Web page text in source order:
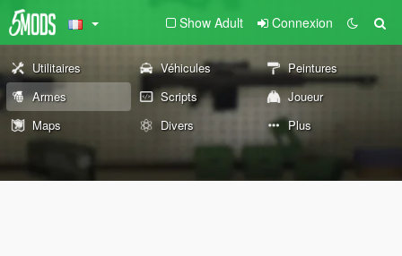
Show Adult Connexion
Utilitaires Véhicules
Peintures
Armes
Scripts
Joueur
Maps
Divers Plus